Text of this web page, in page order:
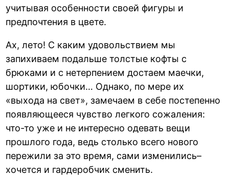
учитывая особенности своей фигуры и
предпочтения в цвете.
Ах, лето! С каким удовольствием мы
запихиваем подальше толстые кофты с
брюками и с нетерпением достаем маечки,
шортики, юбочки… Однако, по мере их
«выхода на свет», замечаем в себе постепенно
появляющееся чувство легкого сожаления:
что-то уже и не интересно одевать вещи
прошлого года, ведь столько всего нового
пережили за это время, сами изменились–
хочется и гардеробчик сменить.